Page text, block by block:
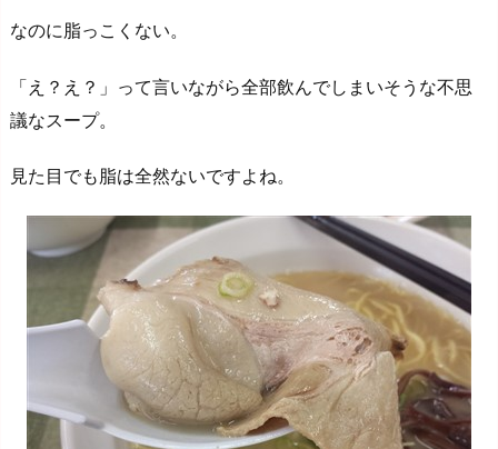
なのに脂っこくない。
「え？え？」って言いながら全部飲んでしまいそうな不思
議なスープ。
見た目でも脂は全然ないですよね。